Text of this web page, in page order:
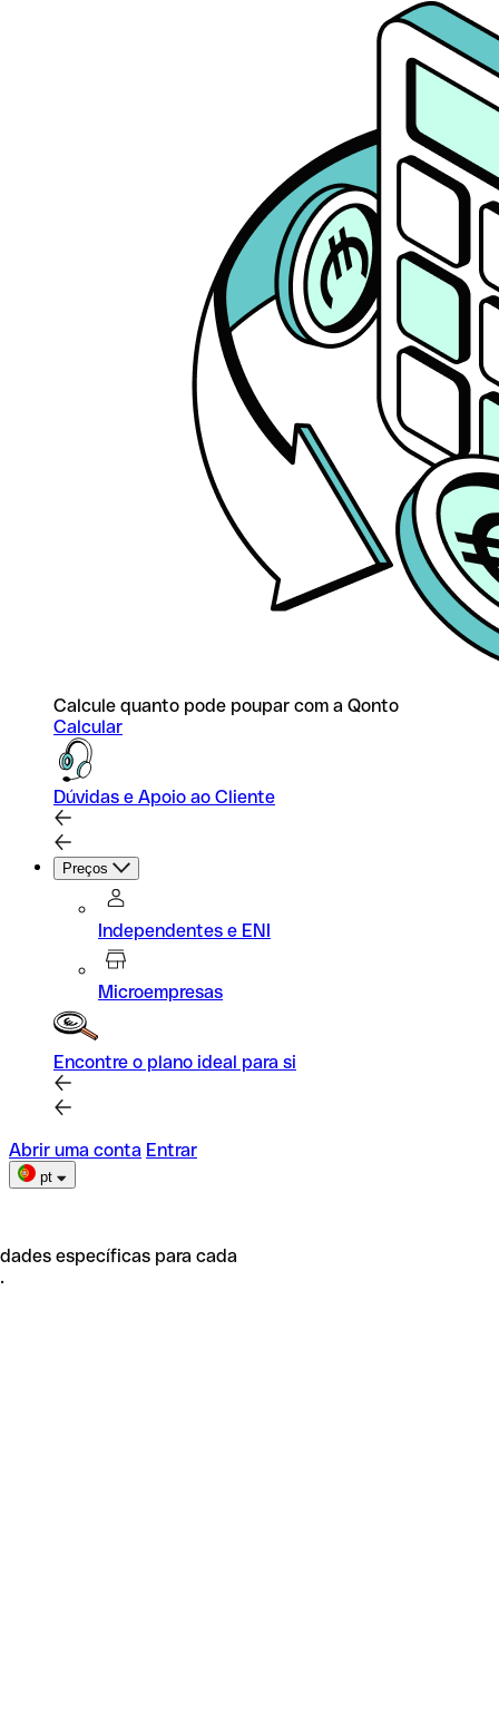
Calcule quanto pode poupar com a Qonto
Calcular
Dúvidas e Apoio ao Cliente
Preços
Independentes e ENI
Microempresas
Encontre o plano ideal para si
Abrir uma conta Entrar
pt
específicas para cada